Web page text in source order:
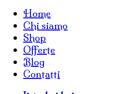
Home
Chi siamo
Shop
Offerte
Blog
Contatti